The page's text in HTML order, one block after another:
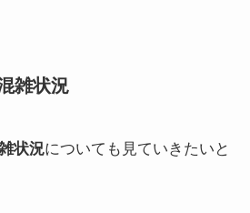
雑状況
状況についても見ていきたいと